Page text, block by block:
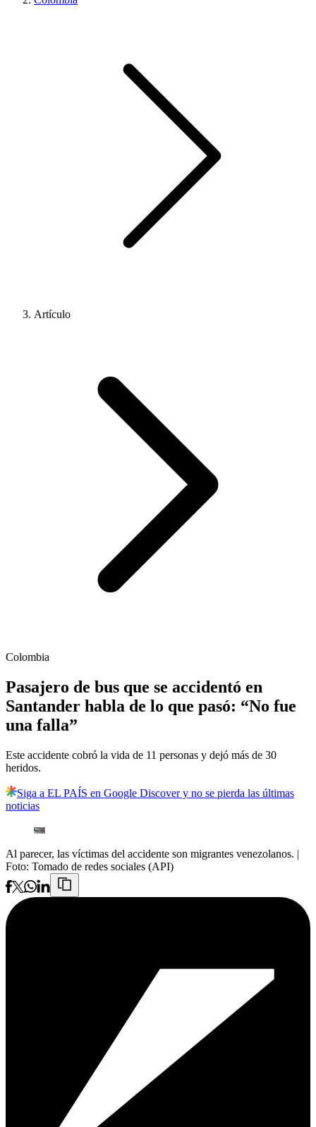
Artículo
Colombia
Pasajero de bus que se accidentó en
Santander habla de lo que pasó: “No fue
una falla”
Este accidente cobró la vida de 11 personas y dejó más de 30
heridos.
Siga a EL PAÍS en Google Discover y no se pierda las últimas
noticias
Al parecer, las víctimas del accidente son migrantes venezolanos. |
Foto: Tomado de redes sociales (API)